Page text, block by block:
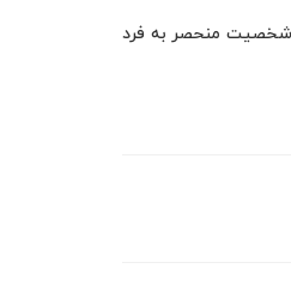
و شخصیت منحصر به فرد